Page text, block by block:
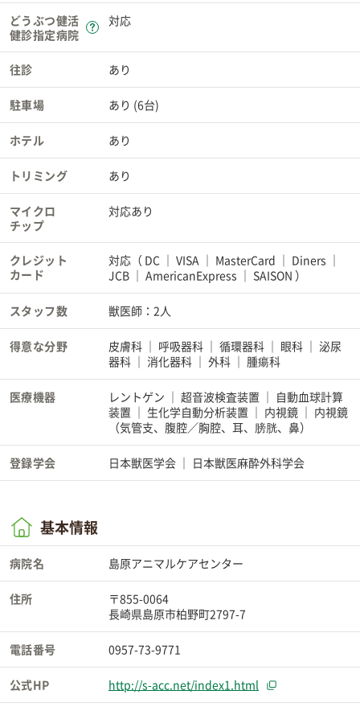
どうぶつ健活
健診指定病院
対応
往診 あり
駐車場 あり (6台)
ホテル あり
トリミング あり
マイクロ
チップ
対応あり
クレジット
カード
対応（ DC VISA MasterCard
Diners
JCB
AmericanExpress SAISON ）
スタッフ数 獣医師：2人
得意な分野 皮膚科 呼吸器科 循環器科 眼科
泌尿
器科
消化器科 外科 腫瘍科
医療機器 レントゲン 超音波検査装置
自動血球計算
装置
生化学自動分析装置 内視鏡
内視鏡
（気管支、腹腔／胸腔、耳、膀胱、鼻）
登録学会 日本獣医学会 日本獣医麻酔外科学会
基本情報
病院名 島原アニマルケアセンター
住所
〒855-0064
長崎県島原市柏野町2797-7
電話番号 0957-73-9771
公式HP http://s-acc.net/index1.html